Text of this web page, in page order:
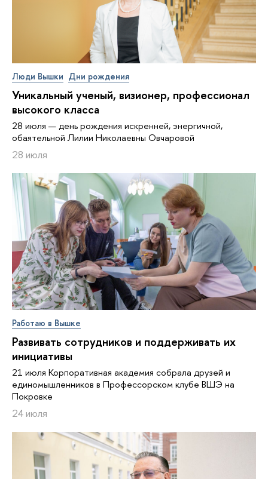
Люди Вышки Дни рождения
Уникальный ученый, визионер, про­фес­си­о­нал
высокого класса
28 июля — день рождения искренней, энергичной,
обаятельной Лилии Николаевны Овчаровой
28 июля
Работаю в Вышке
Развивать сотрудников и поддерживать их
инициативы
21 июля Корпоративная академия собрала друзей и
единомышленников в Профессорском клубе ВШЭ на
Покровке
24 июля